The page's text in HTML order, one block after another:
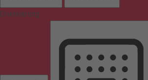
Orientierung